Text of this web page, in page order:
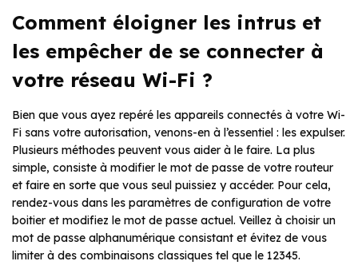
Comment éloigner les intrus et
les empêcher de se connecter à
votre réseau Wi-Fi ?
Bien que vous ayez repéré les appareils connectés à votre Wi-
Fi sans votre autorisation, venons-en à l’essentiel : les expulser.
Plusieurs méthodes peuvent vous aider à le faire. La plus
simple, consiste à modifier le mot de passe de votre routeur
et faire en sorte que vous seul puissiez y accéder. Pour cela,
rendez-vous dans les paramètres de configuration de votre
boitier et modifiez le mot de passe actuel. Veillez à choisir un
mot de passe alphanumérique consistant et évitez de vous
limiter à des combinaisons classiques tel que le 12345.